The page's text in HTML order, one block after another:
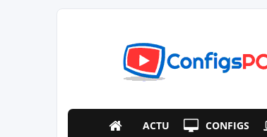
ACTU CONFIGS